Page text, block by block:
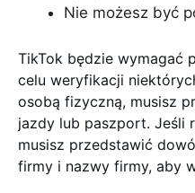
Nie możesz być
TikTok będzie wymagać
celu weryfikacji
osobą fizyczną, musisz
jazdy lub paszport. Jeśli
musisz przedstawić
firmy i nazwy firmy, aby